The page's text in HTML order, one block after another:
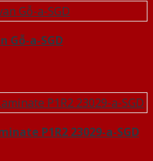
Gỗ-a-SGD
P1R2 23029-a-SGD